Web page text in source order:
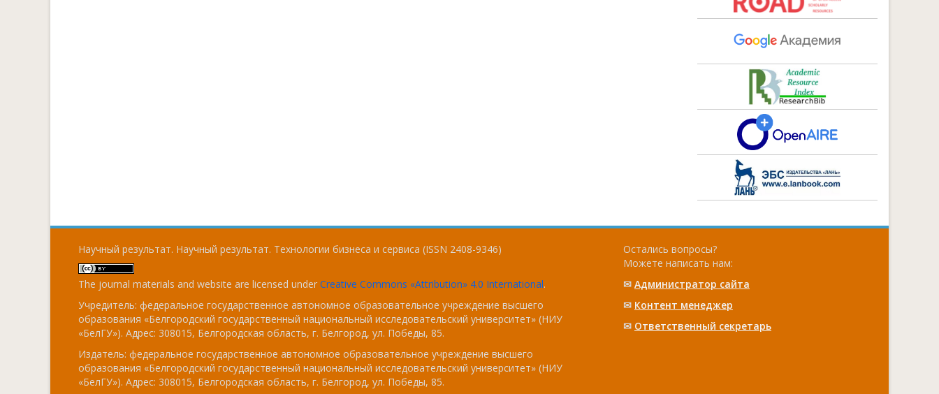
Научный результат. Научный результат. Технологии бизнеса и сервиса (ISSN 2408-9346)
The journal materials and website are licensed under Creative Commons «Attribution» 4.0 International.
Учредитель: федеральное государственное автономное образовательное учреждение высшего
образования «Белгородский государственный национальный исследовательский университет» (НИУ
«БелГУ»). Адрес: 308015, Белгородская область, г. Белгород, ул. Победы, 85.
Издатель: федеральное государственное автономное образовательное учреждение высшего
образования «Белгородский государственный национальный исследовательский университет» (НИУ
«БелГУ»). Адрес: 308015, Белгородская область, г. Белгород, ул. Победы, 85.
Остались вопросы?
Можете написать нам:
✉ Администратор сайта
✉ Контент менеджер
✉ Ответственный cекретарь